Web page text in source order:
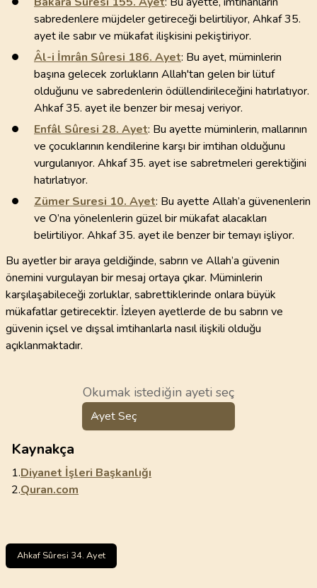
sabredenlere müjdeler getireceği belirtiliyor, Ahkaf 35.
ayet ile sabır ve mükafat ilişkisini pekiştiriyor.
Âl-i İmrân Sûresi 186. Ayet: Bu ayet, müminlerin
başına gelecek zorlukların Allah'tan gelen bir lütuf
olduğunu ve sabredenlerin ödüllendirileceğini hatırlatıyor.
Ahkaf 35. ayet ile benzer bir mesaj veriyor.
Enfâl Sûresi 28. Ayet: Bu ayette müminlerin, mallarının
ve çocuklarının kendilerine karşı bir imtihan olduğunu
vurgulanıyor. Ahkaf 35. ayet ise sabretmeleri gerektiğini
hatırlatıyor.
Zümer Suresi 10. Ayet: Bu ayette Allah’a güvenenlerin
ve O’na yönelenlerin güzel bir mükafat alacakları
belirtiliyor. Ahkaf 35. ayet ile benzer bir temayı işliyor.
Bu ayetler bir araya geldiğinde, sabrın ve Allah’a güvenin
önemini vurgulayan bir mesaj ortaya çıkar. Müminlerin
karşılaşabileceği zorluklar, sabrettiklerinde onlara büyük
mükafatlar getirecektir. İzleyen ayetlerde de bu sabrın ve
güvenin içsel ve dışsal imtihanlarla nasıl ilişkili olduğu
açıklanmaktadır.
Okumak istediğin ayeti seç
Ayet Seç
Kaynakça
1.Diyanet İşleri Başkanlığı
2.Quran.com
Ahkaf Sûresi 34. Ayet